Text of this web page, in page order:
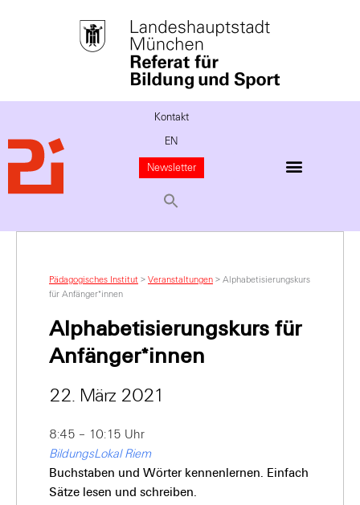
Kontakt
EN
Newsletter
Pädagogisches Institut > Veranstaltungen > Alphabetisierungskurs
für Anfänger*innen
Alphabetisierungskurs für
Anfänger*innen
22. März 2021
8:45 – 10:15 Uhr
BildungsLokal Riem
Buchstaben und Wörter kennenlernen. Einfach
Sätze lesen und schreiben.